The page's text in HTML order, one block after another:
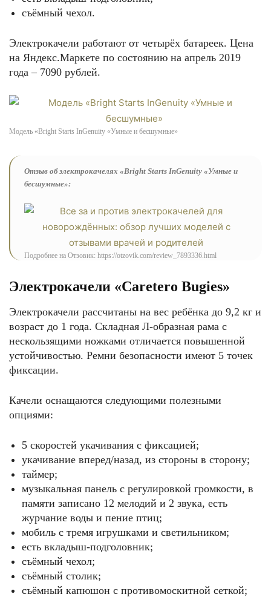
съёмный чехол.
Электрокачели работают от четырёх батареек. Цена
на Яндекс.Маркете по состоянию на апрель 2019
года – 7090 рублей.
Модель «Bright Starts InGenuity «Умные и бесшумные»
Отзыв об электрокачелях «Bright Starts InGenuity «Умные и
бесшумные»:
Подробнее на Отзовик: https://otzovik.com/review_7893336.html
Электрокачели «Caretero Bugies»
Электрокачели рассчитаны на вес ребёнка до 9,2 кг и
возраст до 1 года. Складная Л-образная рама с
нескользящими ножками отличается повышенной
устойчивостью. Ремни безопасности имеют 5 точек
фиксации.
Качели оснащаются следующими полезными
опциями:
5 скоростей укачивания с фиксацией;
укачивание вперед/назад, из стороны в сторону;
таймер;
музыкальная панель с регулировкой громкости, в
памяти записано 12 мелодий и 2 звука, есть
журчание воды и пение птиц;
мобиль с тремя игрушками и светильником;
есть вкладыш-подголовник;
съёмный чехол;
съёмный столик;
съёмный капюшон с противомоскитной сеткой;